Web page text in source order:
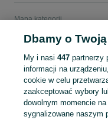
Mapa kategorii
Mapa miejscowości
Popularne wyszukiwania
Dbamy o
My i nasi447 partnerzy
informacji na
cookie w celu
zaakceptować wybory
dowolnym momencie
sygnalizowane naszym